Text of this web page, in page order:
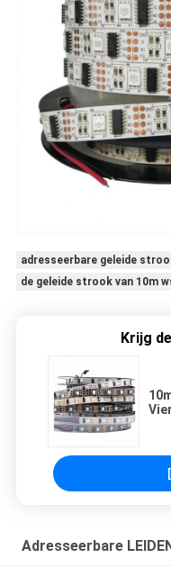
adresseerbare geleide
de geleide strook van 10m
Krijg
Adresseerbare